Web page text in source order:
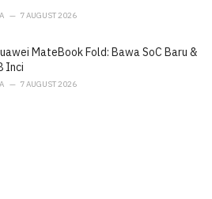
7 AUGUST 2026
MateBook Fold: Bawa SoC Baru &
Inci
7 AUGUST 2026